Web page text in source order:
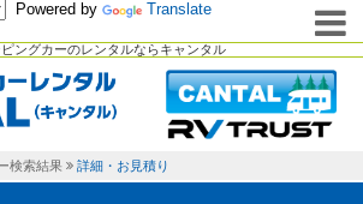
ングカーのレンタルならキャンタル
Powered by Translate
検索結果 詳細・お見積り